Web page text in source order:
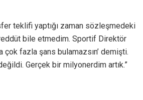
teklifi yaptığı zaman sözleşmedeki
bile etmedim. Sportif Direktör
çok fazla şans bulamazsın’ demişti.
Gerçek bir milyonerdim artık.”